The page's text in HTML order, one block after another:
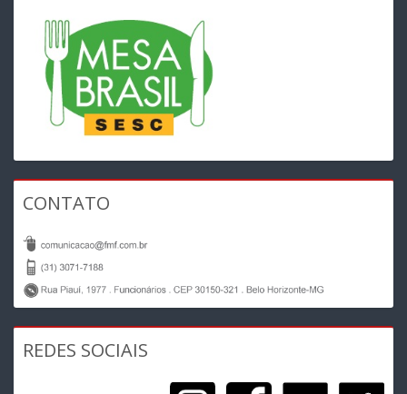
CONTATO
REDES SOCIAIS